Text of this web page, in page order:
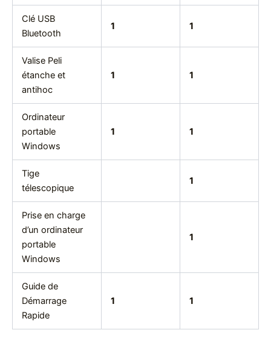
Clé USB
Bluetooth
1 1
Valise Peli
étanche et
antihoc
1 1
Ordinateur
portable
Windows
1 1
Tige
télescopique
1
Prise en charge
d’un ordinateur
portable
Windows
1
Guide de
Démarrage
Rapide
1 1